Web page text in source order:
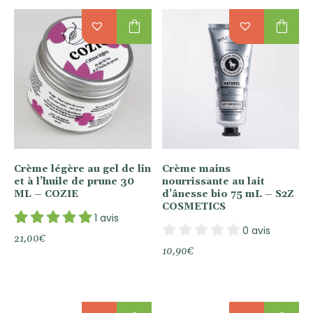
Crème légère au gel de lin
et à l’huile de prune 30
ML – COZIE
1 avis
21,00€
shopping_bag
Crème mains
nourrissante au lait
d’ânesse bio 75 mL – S2Z
COSMETICS
0 avis
10,90€
shopping_bag